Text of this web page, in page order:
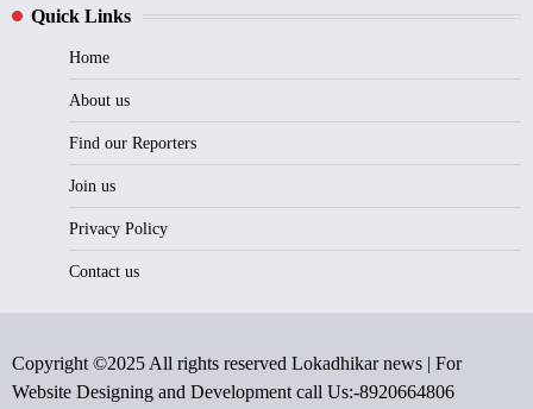
Quick Links
Home
About us
Find our Reporters
Join us
Privacy Policy
Contact us
Copyright ©2025 All rights reserved Lokadhikar news | For
Website Designing and Development call Us:-8920664806